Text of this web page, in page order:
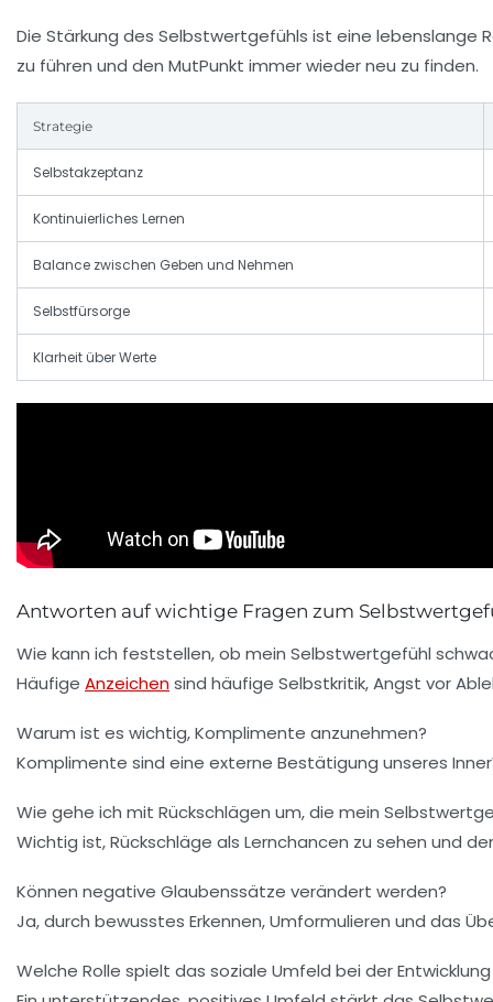
Die Stärkung des Selbstwertgefühls ist eine lebenslange
zu führen und den MutPunkt immer wieder neu zu finden.
Strategie
Selbstakzeptanz
Kontinuierliches Lernen
Balance zwischen Geben und Nehmen
Selbstfürsorge
Klarheit über Werte
Antworten auf wichtige Fragen zum
Wie kann ich feststellen, ob mein Selbstwertgefühl
Häufige Anzeichensind häufige Selbstkritik, Angst vor
Warum ist es wichtig, Komplimente anzunehmen?
Komplimente sind eine externe Bestätigung unseres
Wie gehe ich mit Rückschlägen um, die mein
Wichtig ist, Rückschläge als Lernchancen zu sehen und
Können negative Glaubenssätze verändert werden?
Ja, durch bewusstes Erkennen, Umformulieren und das
Welche Rolle spielt das soziale Umfeld bei der